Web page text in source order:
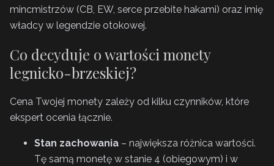
mincmistrzów (CB, EW, serce przebite hakami) oraz imię
władcy w legendzie otokowej.
Co decyduje o wartości monety
legnicko-brzeskiej?
Cena Twojej monety zależy od kilku czynników, które
ekspert ocenia łącznie.
Stan zachowania – największa różnica wartości.
Tę samą monetę w stanie 4 (obiegowym) i w